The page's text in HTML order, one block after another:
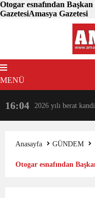
Otogar esnafından Başkan
GazetesiAmasya Gazetesi
MENÜ
16:04 2026 yılı berat
Anasayfa
GÜNDEM
Otogar esnafından